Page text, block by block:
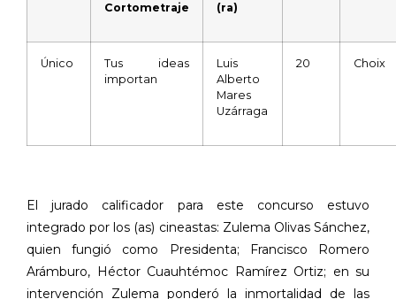
Cortometraje
(ra)
Único
Tus ideas
importan
Luis
Alberto
Mares
Uzárraga
20 Choix
El jurado calificador para este concurso estuvo
integrado por los (as) cineastas: Zulema Olivas Sánchez,
quien fungió como Presidenta; Francisco Romero
Arámburo, Héctor Cuauhtémoc Ramírez Ortiz; en su
intervención Zulema ponderó la inmortalidad de las